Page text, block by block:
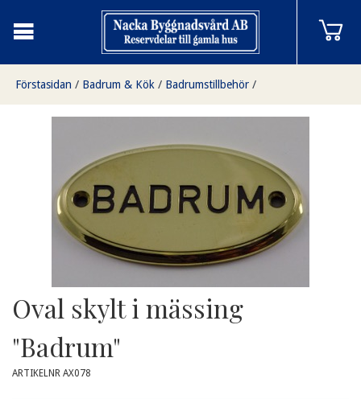
Förstasidan / Badrum & Kök / Badrumstillbehör /
Oval skylt i mässing
"Badrum"
ARTIKELNR AX078